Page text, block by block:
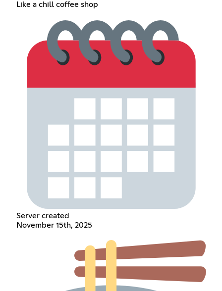
Like a chill coffee shop
Server created
November 15th, 2025